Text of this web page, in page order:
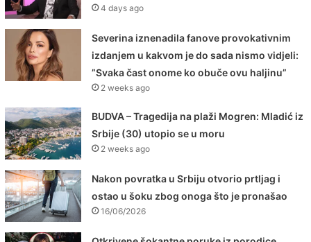
4 days ago
Severina iznenadila fanove provokativnim
izdanjem u kakvom je do sada nismo vidjeli:
”Svaka čast onome ko obuče ovu haljinu”
2 weeks ago
BUDVA – Tragedija na plaži Mogren: Mladić iz
Srbije (30) utopio se u moru
2 weeks ago
Nakon povratka u Srbiju otvorio prtljag i
ostao u šoku zbog onoga što je pronašao
16/06/2026